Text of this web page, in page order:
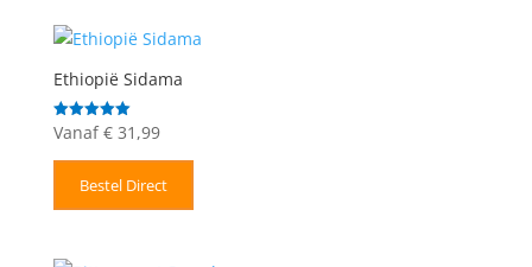
Ethiopië Sidama
Gewaardeerd
5.00
uit 5
Vanaf €31,99
Bestel Direct